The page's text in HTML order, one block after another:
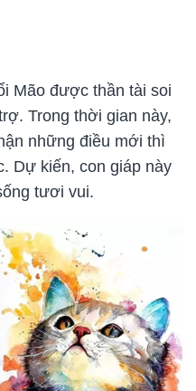
Mão được thần tài soi
Trong thời gian này,
những điều mới thì
Dự kiến, con giáp này
tươi vui.